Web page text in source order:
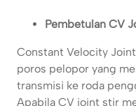
Pembetulan CV
Constant Velocity
poros pelopor yang
transmisi ke roda
Apabila CV joint stir